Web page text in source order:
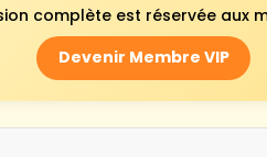
complète est réservée aux
Devenir Membre VIP